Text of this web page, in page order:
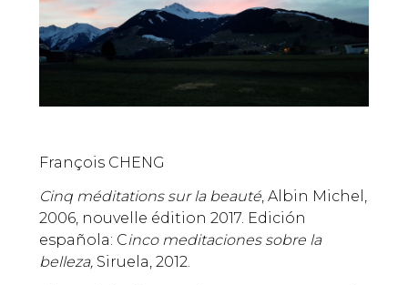
François CHENG
Cinq méditations sur la beauté, Albin Michel,
2006, nouvelle édition 2017. Edición
española: Cinco meditaciones sobre la
belleza,Siruela, 2012.